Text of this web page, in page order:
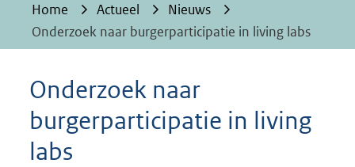
Home Actueel
Nieuws
Onderzoek naar burgerparticipatie in living labs
Onderzoek naar
burgerparticipatie in living
labs